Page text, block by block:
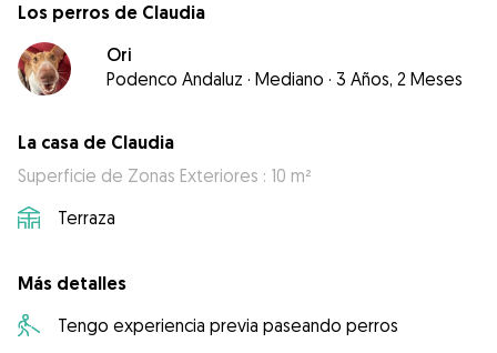
Los perros de Claudia
Ori
Podenco Andaluz · Mediano · 3 Años, 2 Meses
La casa de Claudia
Superficie de Zonas Exteriores : 10 m²
Terraza
Más detalles
Tengo experiencia previa paseando perros